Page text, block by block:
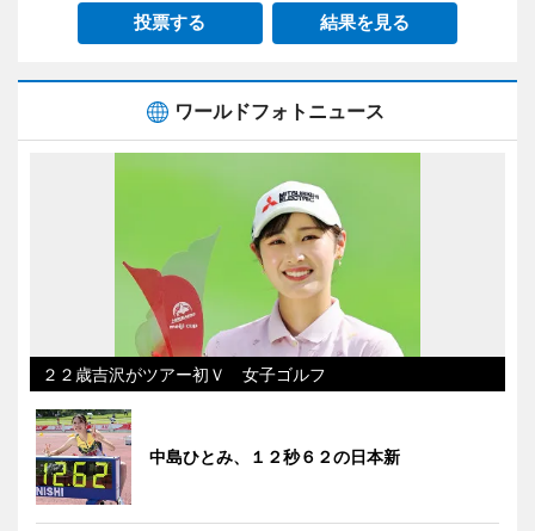
投票する 結果を見る
ワールドフォトニュース
２２歳吉沢がツアー初Ｖ 女子ゴルフ
中島ひとみ、１２秒６２の日本新